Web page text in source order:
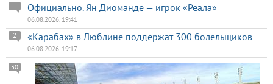
Официально. Ян Диоманде — игрок «Реала»
06.08.2026, 19:41
«Карабах» в Люблине поддержат 300 болельщиков
2
06.08.2026, 19:17
30